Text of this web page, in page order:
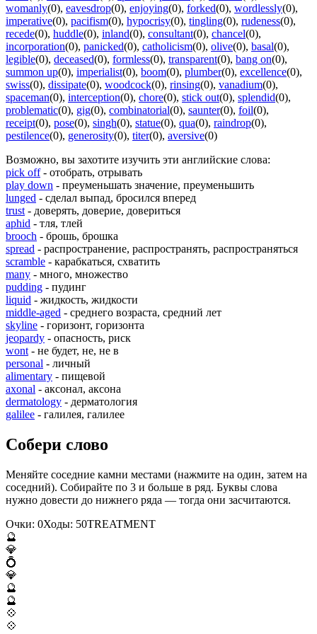
womanly(0), eavesdrop(0), enjoying(0), forked(0), wordlessly(0),
imperative(0), pacifism(0), hypocrisy(0), tingling(0), rudeness(0),
recede(0), huddle(0), inland(0), consultant(0), chancel(0),
incorporation(0), panicked(0), catholicism(0), olive(0), basal(0),
legible(0), deceased(0), formless(0), transparent(0), bang on(0),
summon up(0), imperialist(0), boom(0), plumber(0), excellence(0),
swiss(0), dissipate(0), woodcock(0), rinsing(0), vanadium(0),
spaceman(0), interception(0), chore(0), stick out(0), splendid(0),
problematic(0), gig(0), combinatorial(0), saunter(0), foil(0),
receipt(0), pose(0), singh(0), statue(0), qua(0), raindrop(0),
pestilence(0), generosity(0), titer(0), aversive(0)
Возможно, вы захотите изучить эти английские слова:
pick off- отобрать, отрывать
play down - преуменьшать значение, преуменьшить
lunged - сделал выпад, бросился вперед
trust - доверять, доверие, довериться
aphid - тля, тлей
brooch - брошь, брошка
spread - распространение, распространять, распространяться
scramble - карабкаться, схватить
many - много, множество
pudding - пудинг
liquid - жидкость, жидкости
middle-aged - среднего возраста, средний лет
skyline - горизонт, горизонта
jeopardy - опасность, риск
wont - не будет, не, не в
personal - личный
alimentary - пищевой
axonal - аксонал, аксона
dermatology - дерматология
galilee - галилея, галилее
Собери слово
Меняйте соседние камни местами (нажмите на один, затем на
соседний). Собирайте по 3 и больше в ряд. Буквы слова
нужно довести до нижнего ряда — тогда они засчитаются.
Очки: 0Ходы: 50TREATMENT
🔮
💎
💍
💎
🔮
🔮
💠
💠